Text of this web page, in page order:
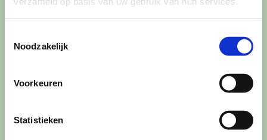
Noodzakelijk
Voorkeuren
Statistieken
Nieuws
Contact
naar:
CONTACT
Herenstraat 47
KvK-nummer: 61625078
Contact